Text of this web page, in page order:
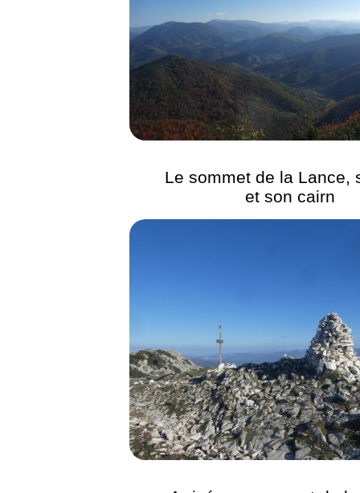
Le sommet de la Lance,
et son cairn